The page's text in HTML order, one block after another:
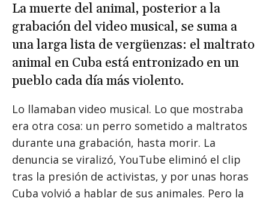
La muerte del animal, posterior a la
grabación del video musical, se suma a
una larga lista de vergüenzas: el maltrato
animal en Cuba está entronizado en un
pueblo cada día más violento.
Lo llamaban video musical. Lo que mostraba
era otra cosa: un perro sometido a maltratos
durante una grabación, hasta morir. La
denuncia se viralizó, YouTube eliminó el clip
tras la presión de activistas, y por unas horas
Cuba volvió a hablar de sus animales. Pero la